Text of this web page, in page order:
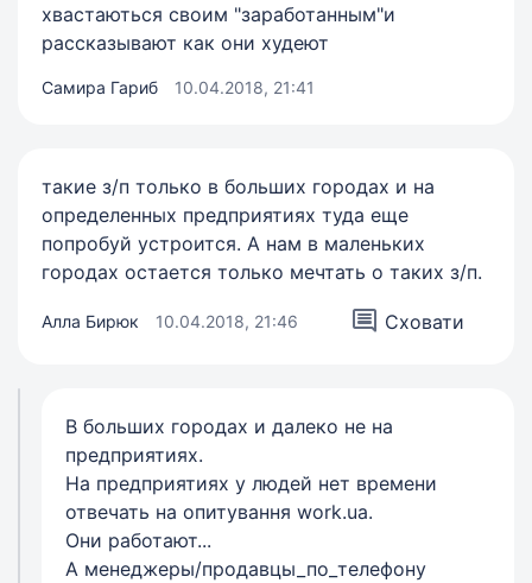
хвастаються своим "заработанным"и
рассказывают как они худеют
Самира Гариб 10.04.2018, 21:41
такие з/п только в больших городах и на
определенных предприятиях туда еще
попробуй устроится. А нам в маленьких
городах остается только мечтать о таких з/п.
Алла Бирюк 10.04.2018, 21:46 Сховати
В больших городах и далеко не на
предприятиях.
На предприятиях у людей нет времени
отвечать на опитування work.ua.
Они работают...
А менеджеры/продавцы_по_телефону